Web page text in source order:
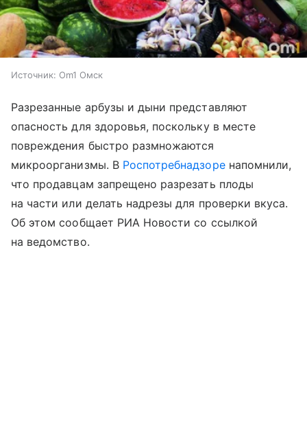
Источник: Om1 Омск
Разрезанные арбузы и дыни представляют
опасность для здоровья, поскольку в месте
повреждения быстро размножаются
микроорганизмы. В Роспотребнадзоренапомнили,
что продавцам запрещено разрезать плоды
на части или делать надрезы для проверки вкуса.
Об этом сообщает РИА Новости со ссылкой
на ведомство.